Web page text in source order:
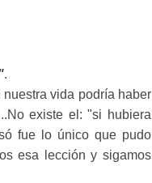
.
vida podría haber
No existe el: "si hubiera
fue lo único que pudo
esa lección y sigamos